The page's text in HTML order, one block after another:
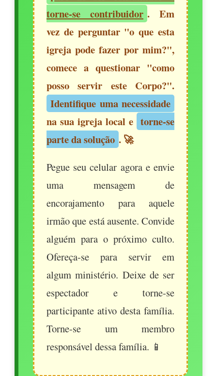
torne-se contribuidor . Em
vez de perguntar "o que esta
igreja pode fazer por mim?",
comece a questionar "como
posso servir este Corpo?".
Identifique uma necessidade
na sua igreja local e torne-se
parte da solução . 🚀
Pegue seu celular agora e envie
uma mensagem de
encorajamento para aquele
irmão que está ausente. Convide
alguém para o próximo culto.
Ofereça-se para servir em
algum ministério. Deixe de ser
espectador e torne-se
participante ativo desta família.
Torne-se um membro
responsável dessa família. 📱